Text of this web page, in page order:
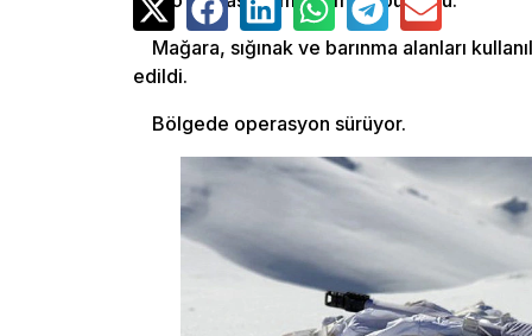
Mağara, sığınak ve barınma alanları
edildi.
Bölgede operasyon sürüyor.